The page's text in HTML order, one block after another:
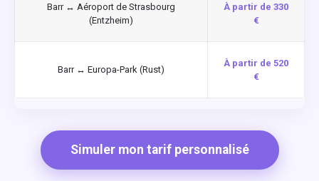
Barr ↔ Aéroport de Strasbourg
(Entzheim)
À partir de 330
€
Barr ↔ Europa-Park (Rust)
À partir de 520
€
Simuler mon tarif personnalisé